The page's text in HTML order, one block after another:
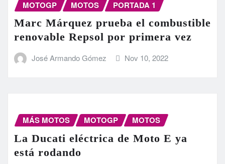
MOTOGP MOTOS PORTADA 1
Marc Márquez prueba el combustible
renovable Repsol por primera vez
José Armando Gómez Nov 10, 2022
MÁS MOTOS MOTOGP MOTOS
La Ducati eléctrica de Moto E ya
está rodando